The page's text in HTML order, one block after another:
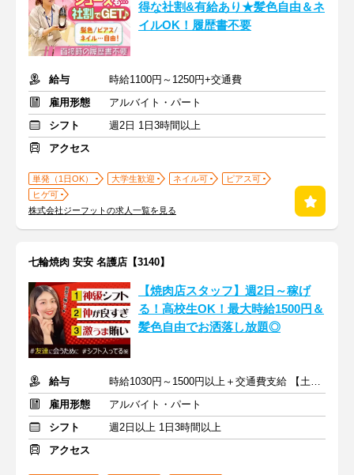
得な社割&有給あり★髪色自由＆ネ
イルOK！履歴書不要
給与
時給1100円～1250円+交通費
雇用形態
アルバイト・パート
シフト
週2日 1日3時間以上
アクセス
単発（1日OK） 大学生歓迎 ネイル可
ピアス可
ヒゲ可
株式会社ジーフットの求人一覧を見る
七輪焼肉 安安 名護店【3140】
【焼肉店スタッフ】週2日～稼げ
る！高校生OK！最大時給1500円＆
髪色自由でお洒落し放題◎
給与
時給1030円～1500円以上＋交通費支給 【土日祝日＋50円】
雇用形態
アルバイト・パート
シフト
週2日以上 1日3時間以上
アクセス